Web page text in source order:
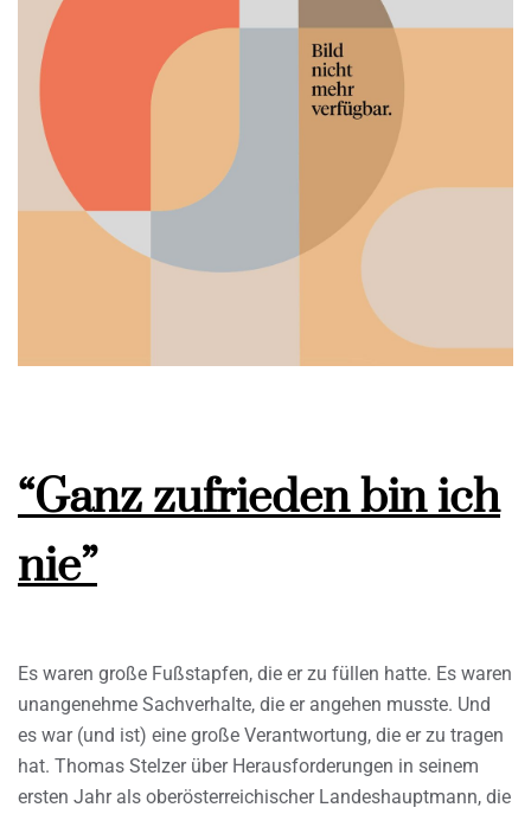
“Ganz zufrieden bin ich
nie”
Es waren große Fußstapfen, die er zu füllen hatte. Es waren
unangenehme Sachverhalte, die er angehen musste. Und
es war (und ist) eine große Verantwortung, die er zu tragen
hat. Thomas Stelzer über Herausforderungen in seinem
ersten Jahr als oberösterreichischer Landeshauptmann, die